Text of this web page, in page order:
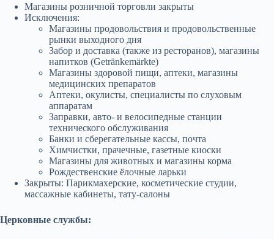
Магазины розничной торговли закрыты
Исключения:
Магазины продовольствия и продовольственные
рынки выходного дня
Забор и доставка (также из ресторанов), магазины
напитков (Getränkemärkte)
Магазины здоровой пищи, аптеки, магазины
медицинских препаратов
Аптеки, окулисты, специалисты по слуховым
аппаратам
Заправки, авто- и велосипедные станции
технического обслуживания
Банки и сберегательные кассы, почта
Химчистки, прачечные, газетные киоски
Магазины для животных и магазины корма
Рождественские ёлочные ларьки
Закрыты: Парикмахерские, косметические студии,
массажные кабинеты, тату-салоны
Церковные службы: